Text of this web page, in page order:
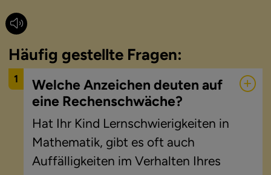
Häufig gestellte Fragen:
1
Welche Anzeichen deuten auf
eine Rechenschwäche?
Hat Ihr Kind Lernschwierigkeiten in
Mathematik, gibt es oft auch
Auffälligkeiten im Verhalten Ihres